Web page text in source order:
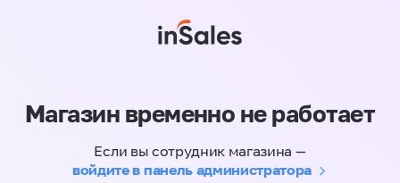
Магазин временно не работает
Если вы сотрудник магазина —
войдите в панель администратора